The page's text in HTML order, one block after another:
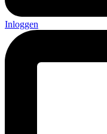
Inloggen